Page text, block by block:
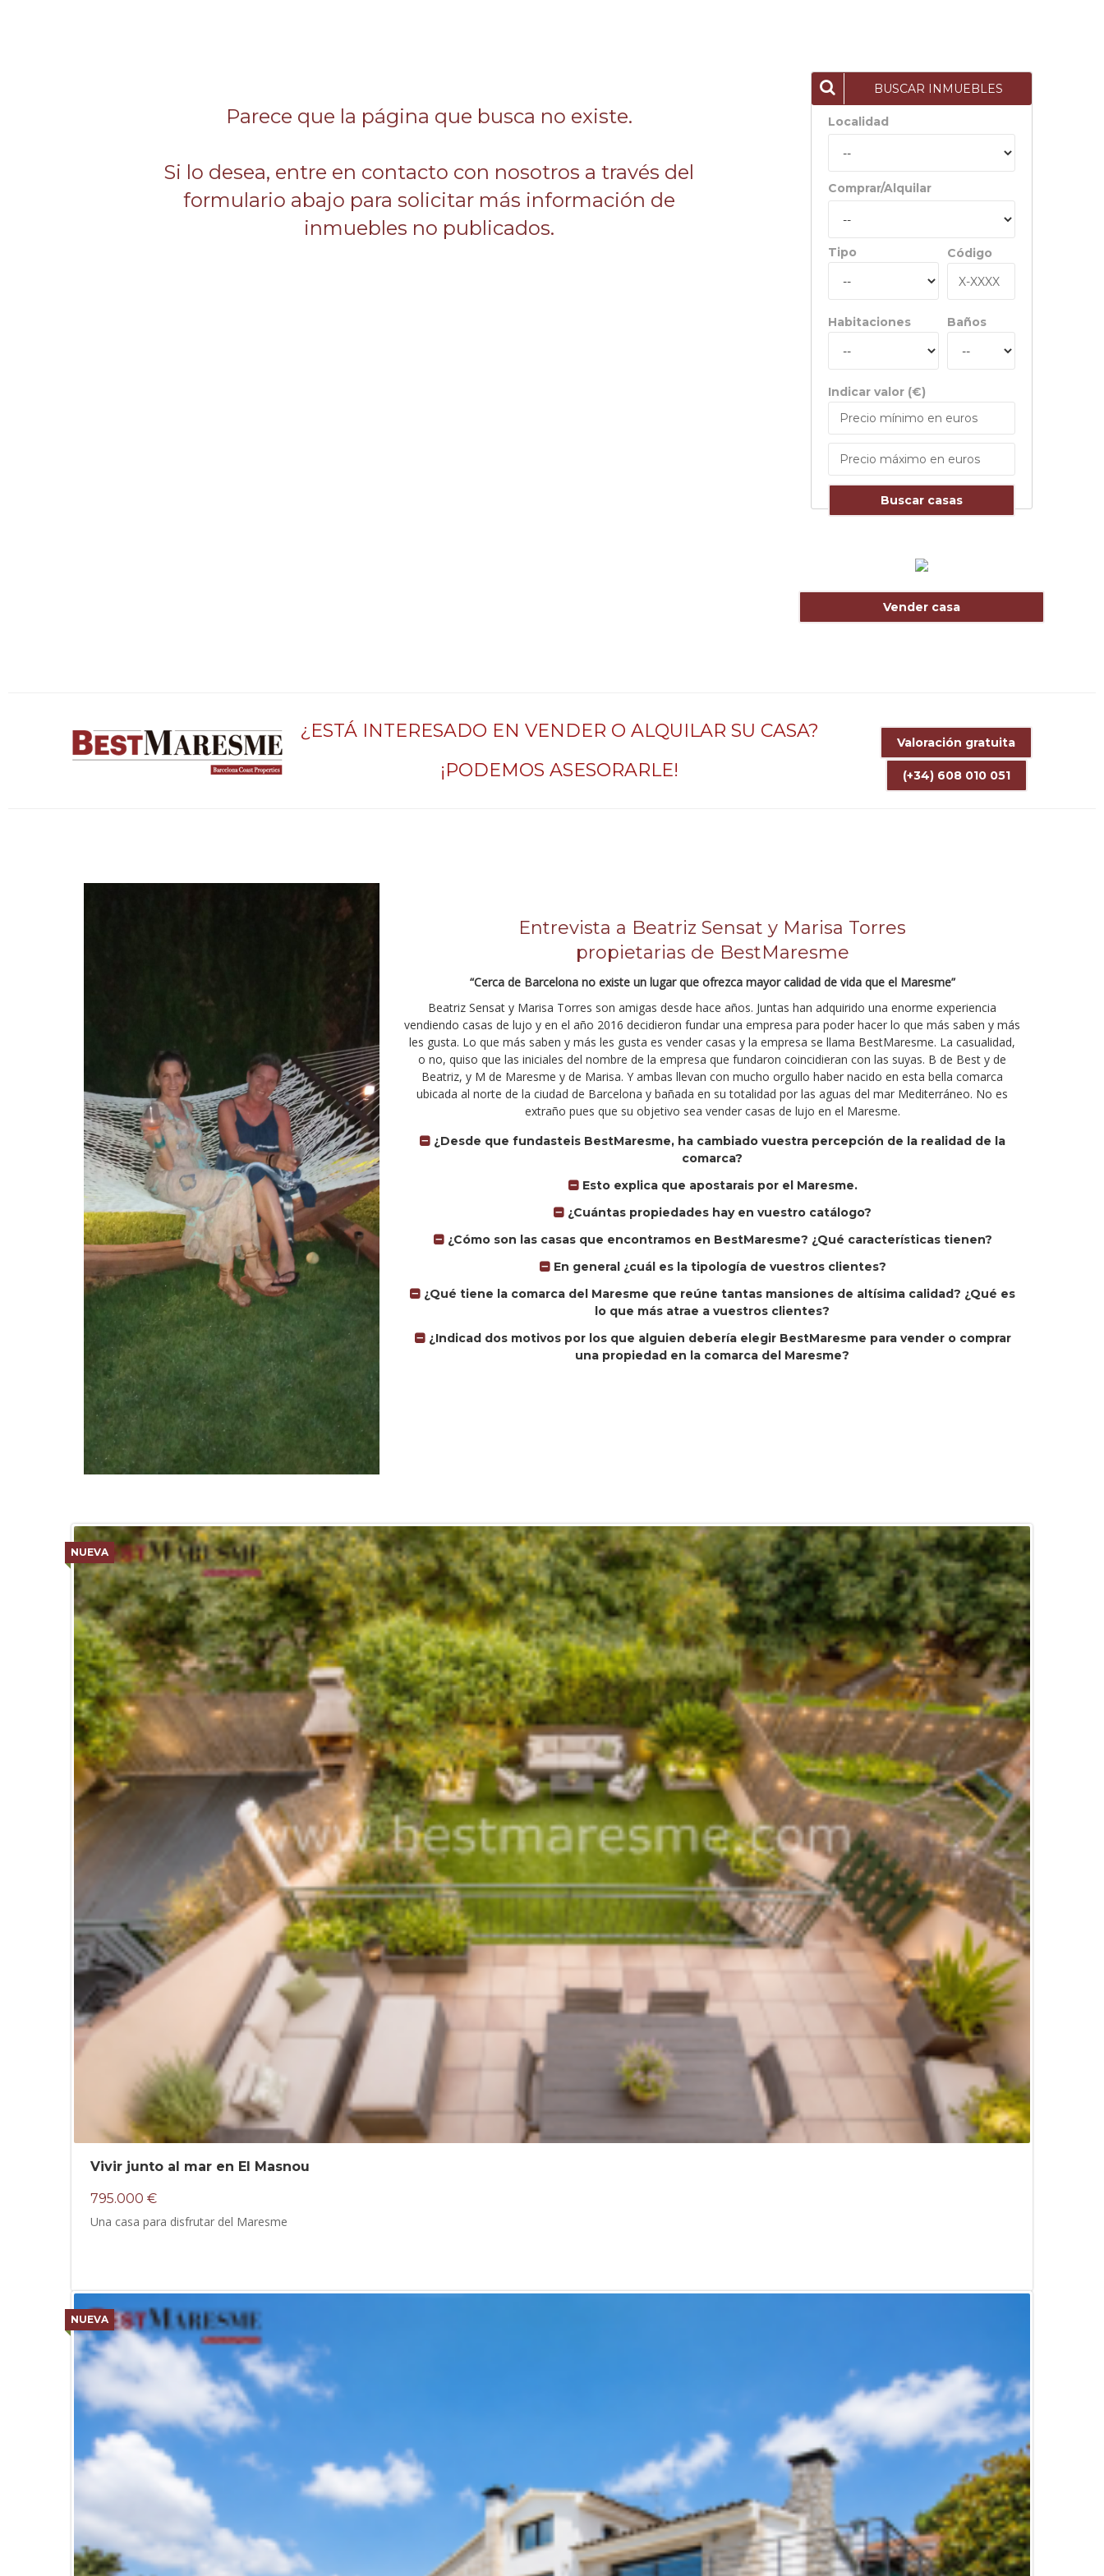
Parece que la página que busca no existe.
Si lo desea, entre en contacto con nosotros a través del
formulario abajo para solicitar más información de
inmuebles no publicados.
BUSCAR INMUEBLES
Localidad
Comprar/Alquilar
Tipo Código
Habitaciones Baños
Indicar valor (€)
Buscar casas
Vender casa
¿ESTÁ INTERESADO EN VENDER O ALQUILAR SU CASA?
¡PODEMOS ASESORARLE!
Valoración gratuita
(+34) 608 010 051
Entrevista a Beatriz Sensat y Marisa Torres
propietarias de BestMaresme
“Cerca de Barcelona no existe un lugar que ofrezca mayor calidad de vida que el Maresme”
Beatriz Sensat y Marisa Torres son amigas desde hace años. Juntas han adquirido una enorme experiencia
vendiendo casas de lujo y en el año 2016 decidieron fundar una empresa para poder hacer lo que más saben y más
les gusta. Lo que más saben y más les gusta es vender casas y la empresa se llama BestMaresme. La casualidad,
o no, quiso que las iniciales del nombre de la empresa que fundaron coincidieran con las suyas. B de Best y de
Beatriz, y M de Maresme y de Marisa. Y ambas llevan con mucho orgullo haber nacido en esta bella comarca
ubicada al norte de la ciudad de Barcelona y bañada en su totalidad por las aguas del mar Mediterráneo. No es
extraño pues que su objetivo sea vender casas de lujo en el Maresme.
¿Desde que fundasteis BestMaresme, ha cambiado vuestra percepción de la realidad de la
comarca?
Esto explica que apostarais por el Maresme.
¿Cuántas propiedades hay en vuestro catálogo?
¿Cómo son las casas que encontramos en BestMaresme? ¿Qué características tienen?
En general ¿cuál es la tipología de vuestros clientes?
¿Qué tiene la comarca del Maresme que reúne tantas mansiones de altísima calidad? ¿Qué es
lo que más atrae a vuestros clientes?
¿Indicad dos motivos por los que alguien debería elegir BestMaresme para vender o comprar
una propiedad en la comarca del Maresme?
NUEVA
Vivir junto al mar en El Masnou
795.000 €
Una casa para disfrutar del Maresme
NUEVA